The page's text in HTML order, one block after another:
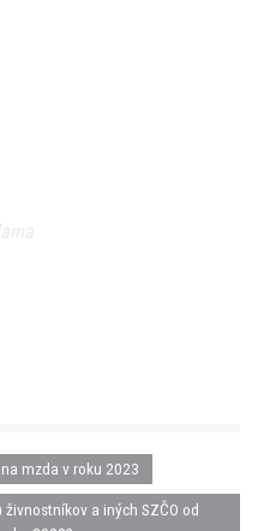
mzda v roku 2023
a iných SZČO od